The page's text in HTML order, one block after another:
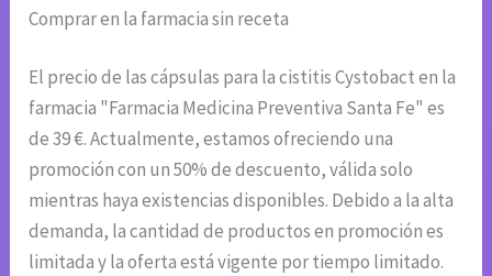
Comprar en la farmacia sin receta
El precio de las cápsulas para la cistitis Cystobact en la
farmacia "Farmacia Medicina Preventiva Santa Fe" es
de 39 €. Actualmente, estamos ofreciendo una
promoción con un 50% de descuento, válida solo
mientras haya existencias disponibles. Debido a la alta
demanda, la cantidad de productos en promoción es
limitada y la oferta está vigente por tiempo limitado.